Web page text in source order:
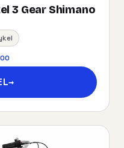
3 Gear Shimano
→